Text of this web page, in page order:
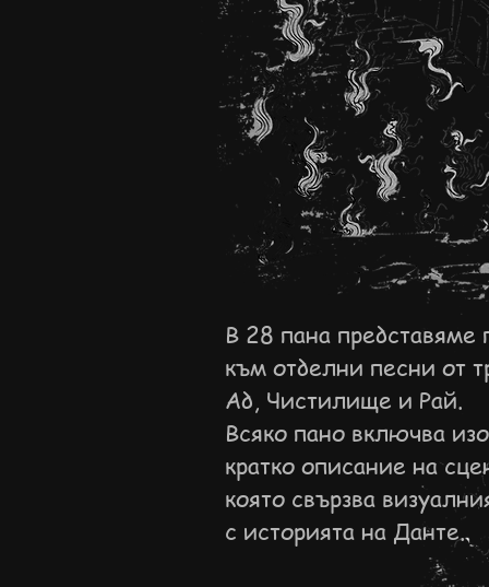
В 28 пана
към отделни песни от
Ад, Чистилище и Рай.
Всяко пано включва
кратко описание на
която свързва
с историята на Данте.